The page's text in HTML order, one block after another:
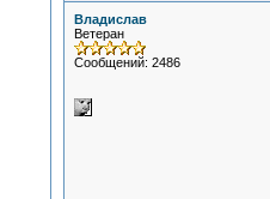
Владислав
Ветеран
Сообщений: 2486